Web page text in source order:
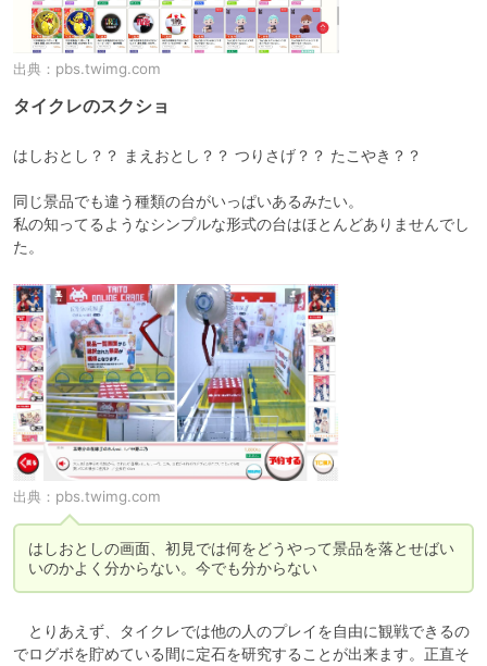
出典： pbs.twimg.com
タイクレのスクショ
はしおとし？？ まえおとし？？ つりさげ？？ たこやき？？
同じ景品でも違う種類の台がいっぱいあるみたい。
私の知ってるようなシンプルな形式の台はほとんどありませんでし
出典： pbs.twimg.com
はしおとしの画面、初見では何をどうやって景品を落とせばい
いのかよく分からない。今でも分からない
とりあえず、タイクレでは他の人のプレイを自由に観戦できるの
でログボを貯めている間に定石を研究することが出来ます。正直そ